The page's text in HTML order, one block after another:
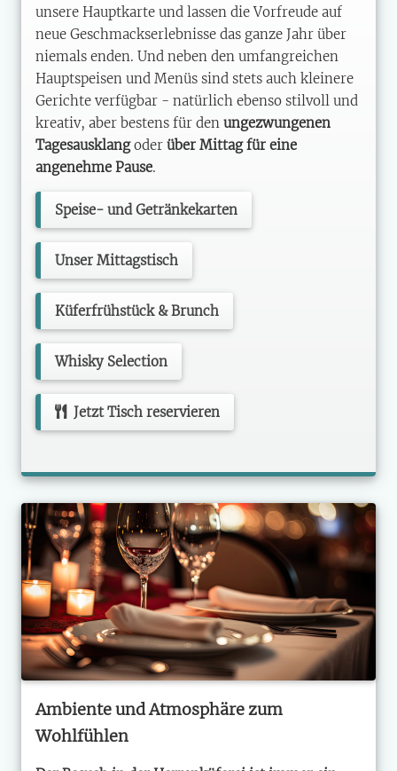
unsere Hauptkarte und lassen die Vorfreude auf
neue Geschmackserlebnisse das ganze Jahr über
niemals enden. Und neben den umfangreichen
Hauptspeisen und Menüs sind stets auch kleinere
Gerichte verfügbar - natürlich ebenso stilvoll und
kreativ, aber bestens für den ungezwungenen
Tagesausklangoder über Mittag für eine
angenehme Pause.
Speise- und Getränkekarten
Unser Mittagstisch
Küferfrühstück & Brunch
Whisky Selection
Jetzt Tisch reservieren
Ambiente und Atmosphäre zum
Wohlfühlen